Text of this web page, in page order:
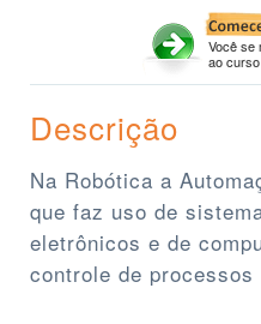
Você se
ao curso
Descrição
Na Robótica a
que faz uso de
eletrônicos e de
controle de processos